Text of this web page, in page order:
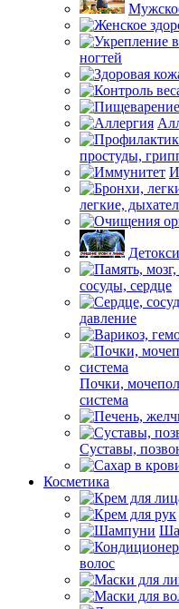
ногтей
простуды,
легкие,
сосуды, сердце
давление
Почки,
система
Суставы,
Косметика
волос